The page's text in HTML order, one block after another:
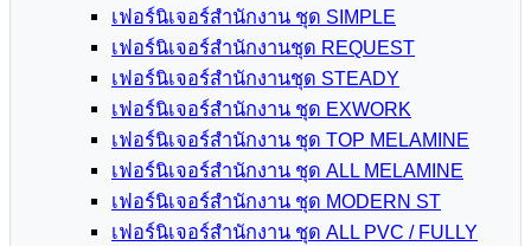
เฟอร์นิเจอร์สำนักงาน ชุด SIMPLE
เฟอร์นิเจอร์สำนักงานชุด REQUEST
เฟอร์นิเจอร์สำนักงานชุด STEADY
เฟอร์นิเจอร์สำนักงาน ชุด EXWORK
เฟอร์นิเจอร์สำนักงาน ชุด TOP MELAMINE
เฟอร์นิเจอร์สำนักงาน ชุด ALL MELAMINE
เฟอร์นิเจอร์สำนักงาน ชุด MODERN ST
เฟอร์นิเจอร์สำนักงาน ชุด ALL PVC / FULLY